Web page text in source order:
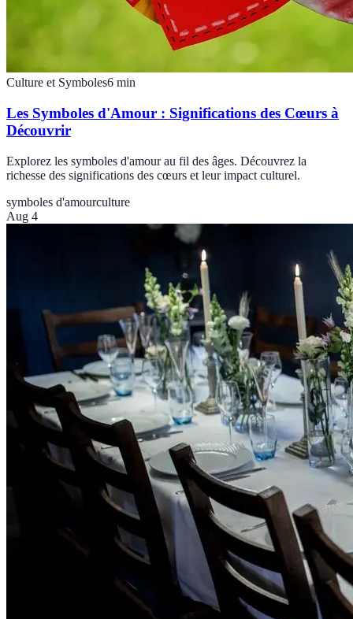
Culture et Symboles6 min
Les Symboles d'Amour : Significations des Cœurs à
Découvrir
Explorez les symboles d'amour au fil des âges. Découvrez la
richesse des significations des cœurs et leur impact culturel.
symboles d'amourculture
Aug 4